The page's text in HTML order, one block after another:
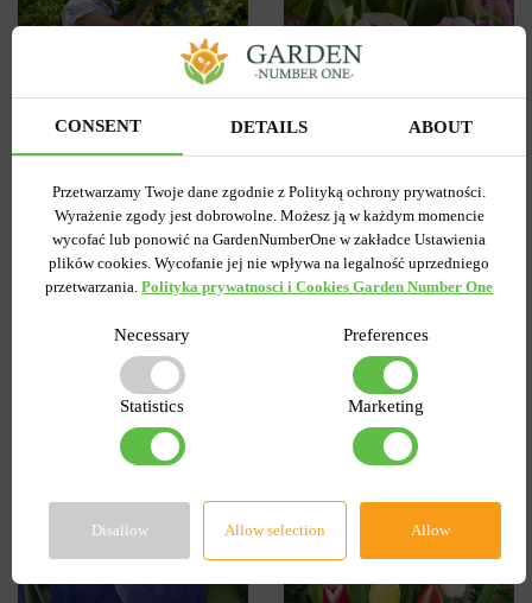
3
Lilia OT Hybryda Pretty
Wysyłamy od 5 września
1308
Ilość w paczce
1
7.58 zł
DO KOSZYKA
Tulipan
Pełny+Wielokwiatowy
Peggy Wonder
Wysyłamy od 5 września
Kod produktu
Ilość w paczce
15.27 zł 6.87 zł
DO KOSZYKA
CONSENT DETAILS ABOUT
Przetwarzamy Twoje dane zgodnie z Polityką ochrony prywatności.
Wyrażenie zgody jest dobrowolne. Możesz ją w każdym momencie
wycofać lub ponowić na GardenNumberOne w zakładce Ustawienia
plików cookies. Wycofanie jej nie wpływa na legalność uprzedniego
przetwarzania. Polityka prywatnosci i Cookies Garden Number One
Necessary Preferences
Statistics Marketing
Disallow Allow selection Allow